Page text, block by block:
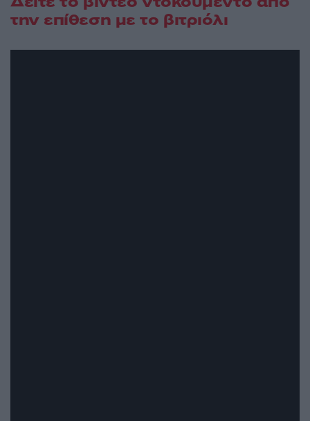
την επίθεση με το βιτριόλι